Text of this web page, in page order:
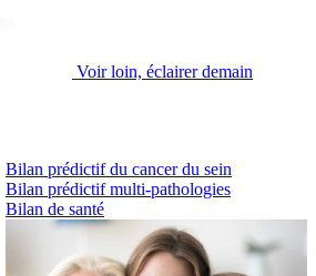
Voir loin, éclairer demain
Bilan prédictif du cancer du sein
Bilan prédictif multi-pathologies
Bilan de santé